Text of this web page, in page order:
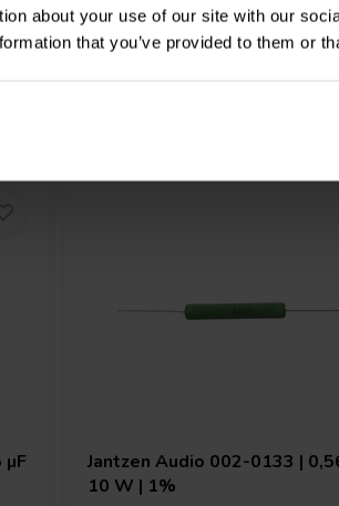
about your use of our site with our
that you’ve provided to them or
auch
µF
Jantzen Audio 002-0133 |
10 W | 1%